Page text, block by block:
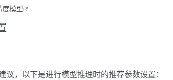
度模型
议，以下是进行模型推理时的推荐参数设置：